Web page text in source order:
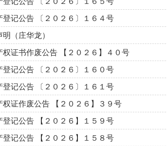
登记公告 〔２０２６〕１６４号
（庄华龙）
权证书作废公告 【２０２６】４０号
登记公告 〔２０２６〕１６０号
登记公告 〔２０２６〕１６１号
权证作废公告 【２０２６】３９号
登记公告 【２０２６】１５９号
登记公告 【２０２６】１５８号